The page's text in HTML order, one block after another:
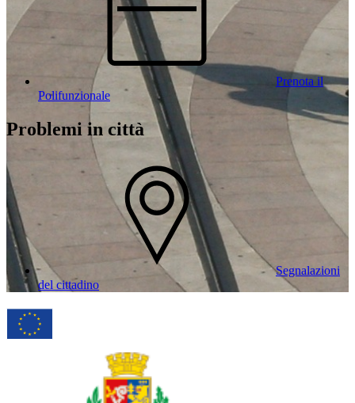
Prenota il
Polifunzionale
Problemi in città
Segnalazioni
del cittadino